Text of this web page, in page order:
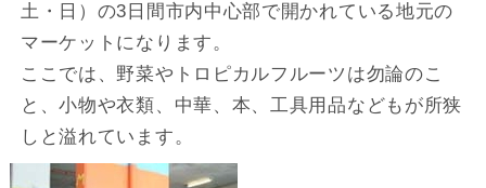
土・日）の3日間市内中心部で開かれている地元の
マーケットになります。
ここでは、野菜やトロピカルフルーツは勿論のこ
と、小物や衣類、中華、本、工具用品などもが所狭
しと溢れています。